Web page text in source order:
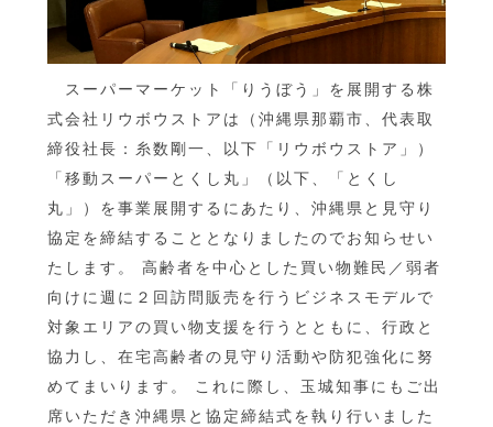
スーパーマーケット「りうぼう」を展開する株
式会社リウボウストアは（沖縄県那覇市、代表取
締役社長：糸数剛一、以下「リウボウストア」）
「移動スーパーとくし丸」（以下、「とくし
丸」）を事業展開するにあたり、沖縄県と見守り
協定を締結することとなりましたのでお知らせい
たします。 高齢者を中心とした買い物難民／弱者
向けに週に２回訪問販売を行うビジネスモデルで
対象エリアの買い物支援を行うとともに、行政と
協力し、在宅高齢者の見守り活動や防犯強化に努
めてまいります。 これに際し、玉城知事にもご出
席いただき沖縄県と協定締結式を執り行いました